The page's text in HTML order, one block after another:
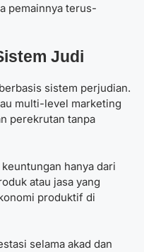
pemainnya terus-
Judi
sistem perjudian.
multi-level marketing
perekrutan tanpa
hanya dari
atau jasa yang
produktif di
selama akad dan